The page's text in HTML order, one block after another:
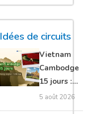
étape
choisir ?
Idées de circuits
Vietnam
Cambodge
15 jours :
Hanoi,
Mékong,
5 août 2026